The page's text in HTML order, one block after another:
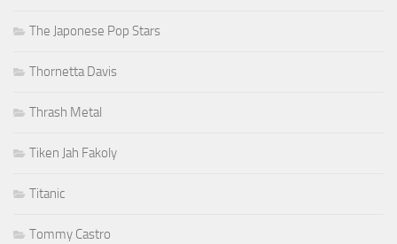
The Japonese Pop Stars
Thornetta Davis
Thrash Metal
Tiken Jah Fakoly
Titanic
Tommy Castro